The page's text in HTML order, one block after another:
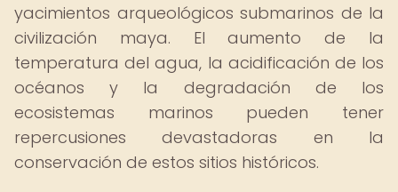
yacimientos arqueológicos submarinos de la
civilización maya. El aumento de la
temperatura del agua, la acidificación de los
océanos y la degradación de los
ecosistemas marinos pueden tener
repercusiones devastadoras en la
conservación de estos sitios históricos.